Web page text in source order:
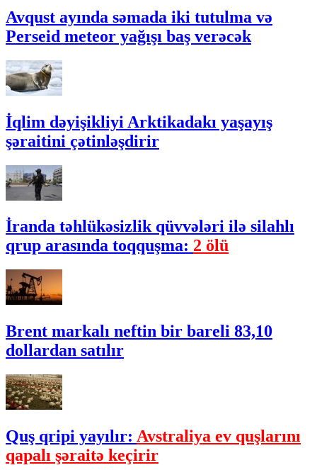
Avqust ayında səmada iki tutulma və
Perseid meteor yağışı baş verəcək
İqlim dəyişikliyi Arktikadakı yaşayış
şəraitini çətinləşdirir
İranda təhlükəsizlik qüvvələri ilə silahlı
qrup arasında toqquşma: 2 ölü
Brent markalı neftin bir bareli 83,10
dollardan satılır
Quş qripi yayılır: Avstraliya ev quşlarını
qapalı şəraitə keçirir